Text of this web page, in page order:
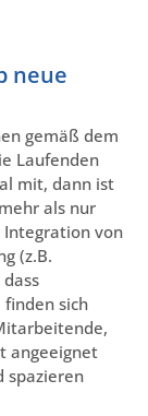
neue
gemäß dem
Laufenden
mit, dann ist
als nur
von
(z.B.
finden sich
angeeignet
spazieren